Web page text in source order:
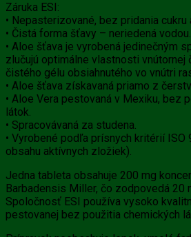
Záruka ESI:
• Nepasterizované, bez pridania cukru
• Čistá forma šťavy – neriedená vodou.
• Aloe šťava je vyrobená jedinečným
zlučujú optimálne vlastnosti vnútornej
čistého gélu obsiahnutého vo vnútri
• Aloe šťava získavaná priamo z
• Aloe Vera pestovaná v Mexiku, bez
látok.
• Spracovávaná za studena.
• Vyrobené podľa prísnych kritérií ISO
obsahu aktívnych zložiek).
Jedna tableta obsahuje 200 mg
Barbadensis Miller, čo zodpovedá 20
Spoločnosť ESI používa vysoko
pestovanej bez použitia chemických